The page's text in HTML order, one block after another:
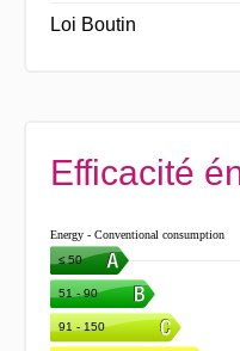
Loi Boutin
Efficacité